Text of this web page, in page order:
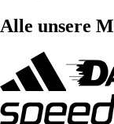
Alle unsere